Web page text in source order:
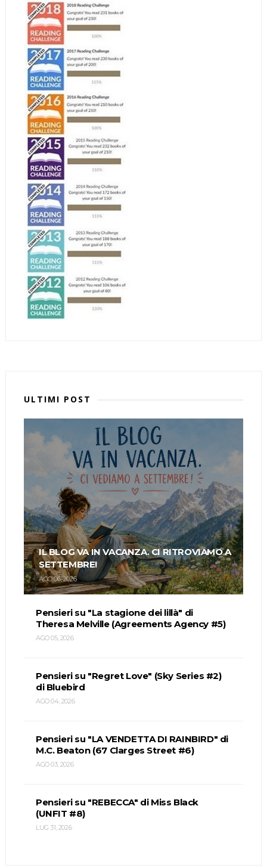
ULTIMI POST
IL BLOG VA IN VACANZA. CI RITROVIAMO A
SETTEMBRE!
AGO 06, 2026
Pensieri su "La stagione dei lillà" di
Theresa Melville (Agreements Agency #5)
AGO 05, 2026
Pensieri su "Regret Love" (Sky Series #2)
di Bluebird
AGO 04, 2026
Pensieri su "LA VENDETTA DI RAINBIRD" di
M.C. Beaton (67 Clarges Street #6)
AGO 03, 2026
Pensieri su "REBECCA" di Miss Black
(UNFIT #8)
LUG 31, 2026